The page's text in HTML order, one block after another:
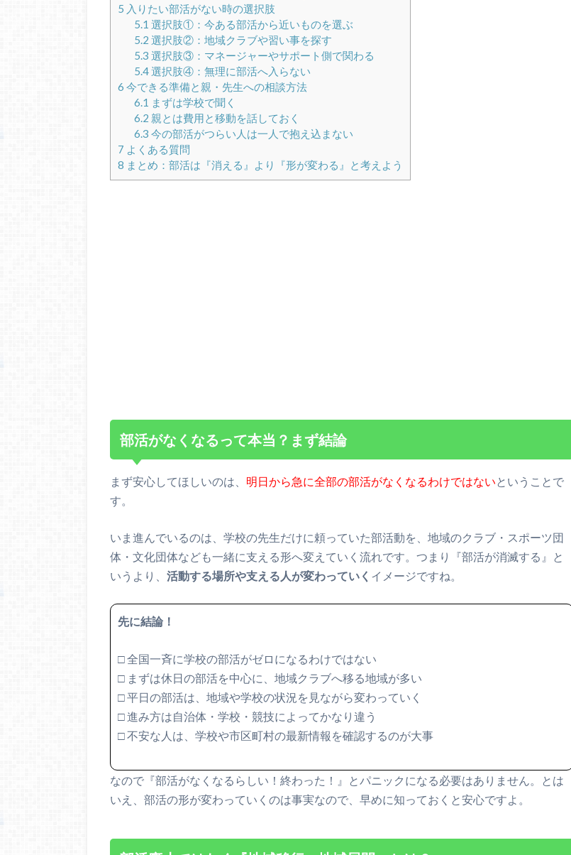
5 入りたい部活がない時の選択肢
5.1 選択肢①：今ある部活から近いものを選ぶ
5.2 選択肢②：地域クラブや習い事を探す
5.3 選択肢③：マネージャーやサポート側で関わる
5.4選択肢④：無理に部活へ入らない
6 今できる準備と親・先生への相談方法
6.1 まずは学校で聞く
6.2 親とは費用と移動を話しておく
6.3 今の部活がつらい人は一人で抱え込まない
7 よくある質問
8 まとめ：部活は『消える』より『形が変わる』と考えよう
部活がなくなるって本当？まず結論
まず安心してほしいのは、 明日から急に全部の部活がなくなるわけではない ということで
す。
いま進んでいるのは、学校の先生だけに頼っていた部活動を、地域のクラブ・スポーツ団
体・文化団体なども一緒に支える形へ変えていく流れです。つまり『部活が消滅する』と
いうより、 活動する場所や支える人が変わっていく イメージですね。
先に結論！
□ 全国一斉に学校の部活がゼロになるわけではない
□ まずは休日の部活を中心に、地域クラブへ移る地域が多い
□ 平日の部活は、地域や学校の状況を見ながら変わっていく
□ 進み方は自治体・学校・競技によってかなり違う
□ 不安な人は、学校や市区町村の最新情報を確認するのが大事
なので『部活がなくなるらしい！終わった！』とパニックになる必要はありません。とは
いえ、部活の形が変わっていくのは事実なので、早めに知っておくと安心ですよ。